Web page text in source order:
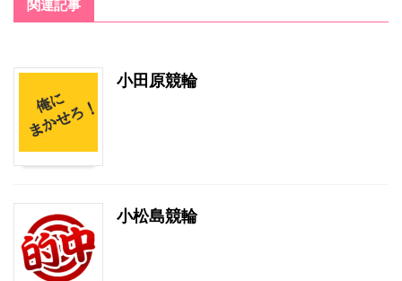
関連記事
小田原競輪
小松島競輪